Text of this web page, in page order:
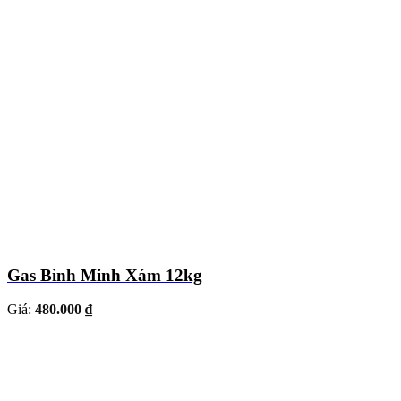
Gas Bình Minh Xám 12kg
Giá: 480.000 ₫